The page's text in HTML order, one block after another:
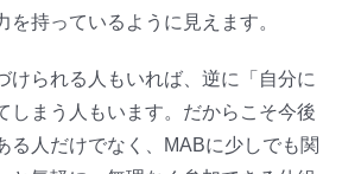
を持っているように見えます。
けられる人もいれば、逆に「自分に
しまう人もいます。だからこそ今後
る人だけでなく、MABに少しでも関